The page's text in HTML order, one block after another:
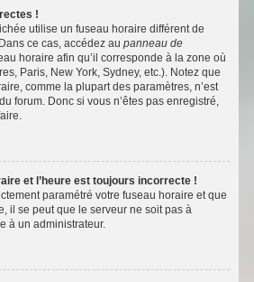
!
utilise un fuseau horaire différent de
ce cas, accédez au panneau de
horaire afin qu’il corresponde à la zone où
Paris, New York, Sydney, etc.). Notez que
comme la plupart des paramètres, n’est
forum. Donc si vous n’êtes pas enregistré,
et l’heure est toujours incorrecte !
paramétré votre fuseau horaire et que
il se peut que le serveur ne soit pas à
à un administrateur.